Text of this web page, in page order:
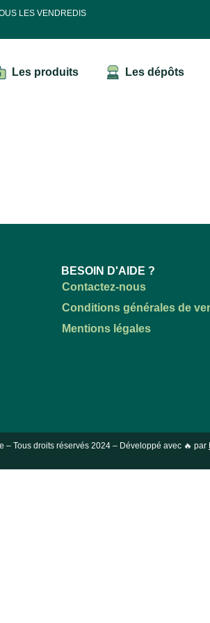
LES VENDREDIS
Les produits Les dépôts
BESOIN D'AIDE ?
Contactez-nous
Conditions générales de
Mentions légales
– Tous droits réservés 2024 – Développé avec 🔥 par